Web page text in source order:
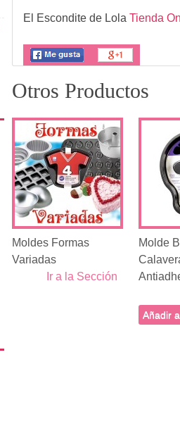
El Escondite de Lola Tienda
Otros Productos
Moldes Formas
Variadas
Ir a la Sección
Molde
Añadir